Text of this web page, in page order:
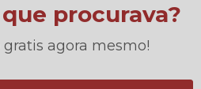
procurava?
agora mesmo!